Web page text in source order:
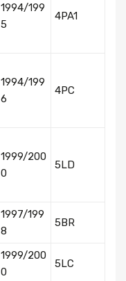
1994/199
5
4PA1
1994/199
6
4PC
1999/200
0
5LD
1997/199
8
5BR
1999/200
0
5LC